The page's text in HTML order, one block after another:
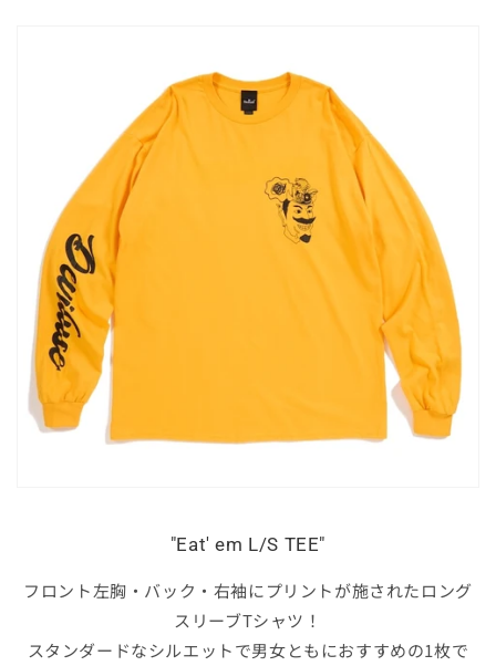
"Eat' em L/S TEE"
フロント左胸・バック・右袖にプリントが施されたロング
スリーブTシャツ！
スタンダードなシルエットで男女ともにおすすめの1枚で